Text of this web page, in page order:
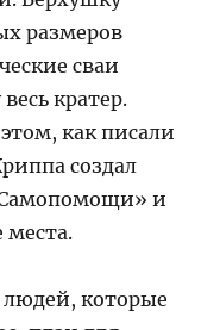
размеров
сваи
кратер.
как писали
создал
и
места.
которые